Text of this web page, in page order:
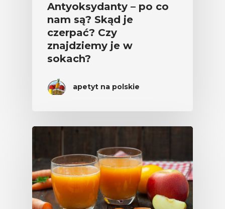
Antyoksydanty – po co
nam są? Skąd je
czerpać? Czy
znajdziemy je w
sokach?
apetyt na polskie